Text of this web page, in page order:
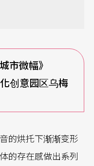
市微幅》
创意园区乌梅
的烘托下渐渐变形
的存在感做出系列